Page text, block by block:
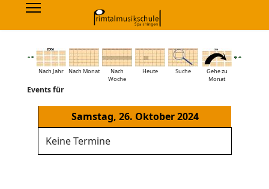
Nach Jahr Nach Monat
Nach
Woche
Heute Suche
Gehe zu
Monat
Events für
Samstag, 26. Oktober 2024
Keine Termine